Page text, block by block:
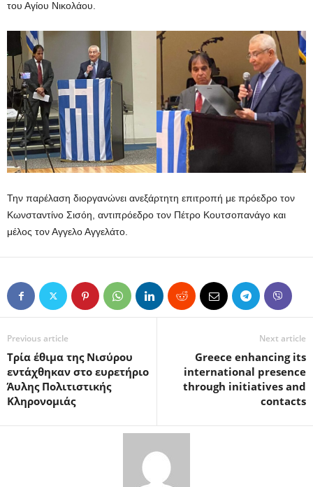
του Αγίου Νικολάου.
Την παρέλαση διοργανώνει ανεξάρτητη επιτροπή με πρόεδρο τον
Κωνσταντίνο Σισόη, αντιπρόεδρο τον Πέτρο Κουτσοπανάγο και
μέλος τον Αγγελο Αγγελάτο.
Previous article
Τρία έθιμα της Νισύρου
εντάχθηκαν στο ευρετήριο
Άυλης Πολιτιστικής
Κληρονομιάς
Next article
Greece enhancing its
international presence
through initiatives and
contacts